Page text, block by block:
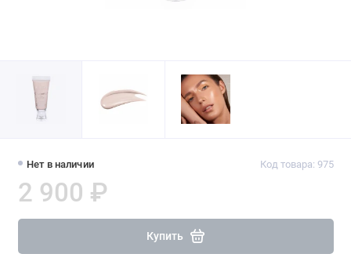
Нет в наличии Код товара: 975
2 900 ₽
Купить